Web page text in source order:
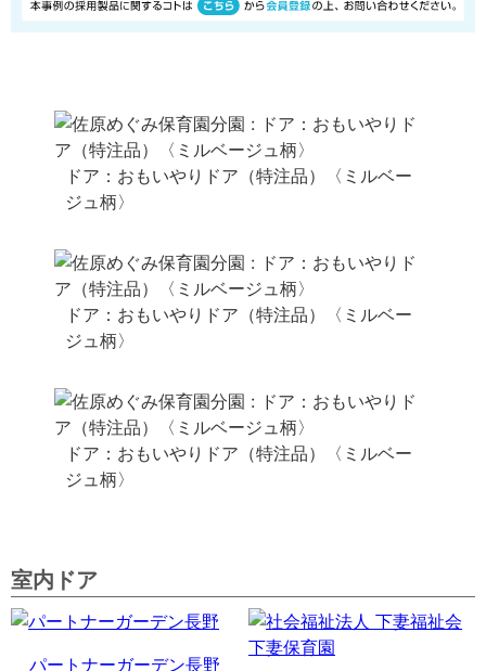
ドア：おもいやりドア（特注品）〈ミルベー
ジュ柄〉
ドア：おもいやりドア（特注品）〈ミルベー
ジュ柄〉
ドア：おもいやりドア（特注品）〈ミルベー
ジュ柄〉
室内ドア
パートナーガーデン長野